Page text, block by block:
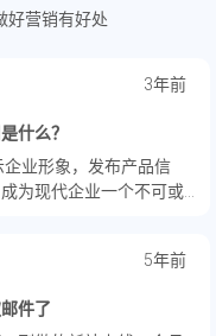
好营销有好处
3年前
什么？
业形象，发布产品信
为现代企业一个不可或
5年前
件了